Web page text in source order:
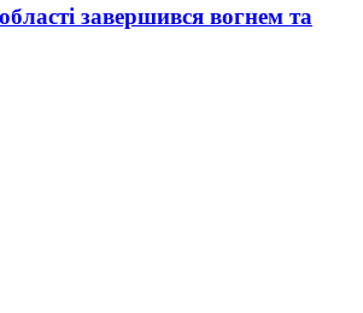
завершився вогнем та